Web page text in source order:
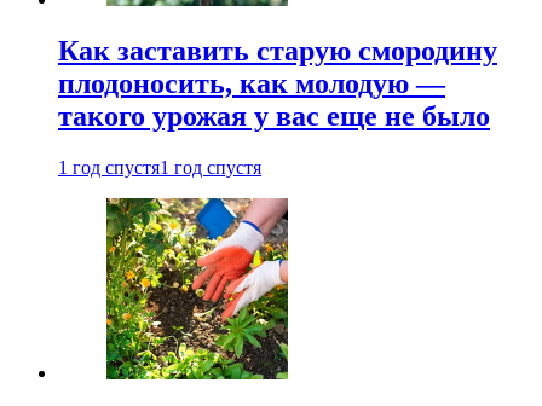
Как заставить старую смородину
плодоносить, как молодую —
такого урожая у вас еще не было
1 год спустя1 год спустя